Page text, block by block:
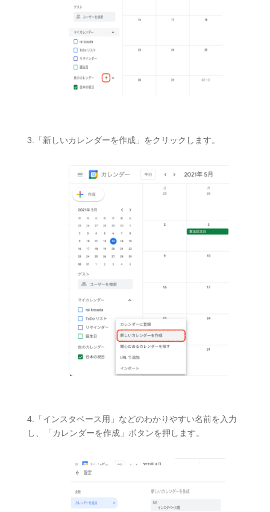
3.「新しいカレンダーを作成」をクリックします。
4.「インスタベース用」などのわかりやすい名前を入力
し、「カレンダーを作成」ボタンを押します。